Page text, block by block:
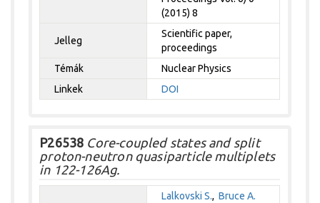
(2015) 8
Jelleg
Scientific paper,
proceedings
Témák
Nuclear Physics
Linkek
DOI
P26538 Core-coupled states and split
proton-neutron quasiparticle multiplets
in 122-126Ag.
Lalkovski S.,Bruce A.